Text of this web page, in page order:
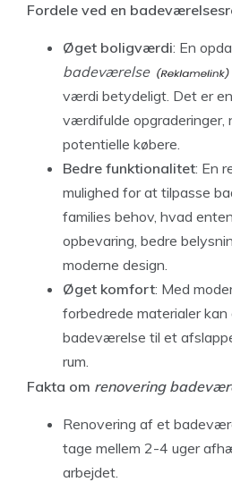
Fordele ved en
Øget boligværdi: En
badeværelse
værdi betydeligt. Det er
værdifulde opgraderinger,
potentielle købere.
Bedre funktionalitet: En
mulighed for at tilpasse
families behov, hvad
opbevaring, bedre
moderne design.
Øget komfort: Med
forbedrede materialer
badeværelse til et
rum.
Fakta om renovering
Renovering af et
tage mellem 2-4 uger
arbejdet.